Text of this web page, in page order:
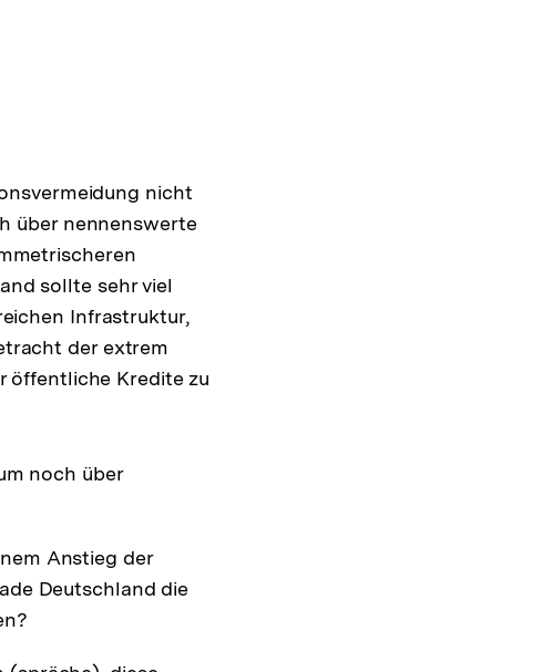
nicht
über nennenswerte
sollte sehr viel
Infrastruktur,
der extrem
öffentliche Kredite zu
noch über
Anstieg der
Deutschland die